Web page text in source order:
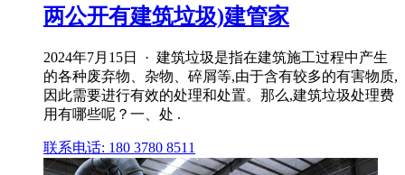
两公开有建筑垃圾)建管家
2024年7月15日 · 建筑垃圾是指在建筑施工过程中产生
的各种废弃物、杂物、碎屑等,由于含有较多的有害物质,
因此需要进行有效的处理和处置。那么,建筑垃圾处理费
用有哪些呢？一、处 .
联系电话: 180 3780 8511